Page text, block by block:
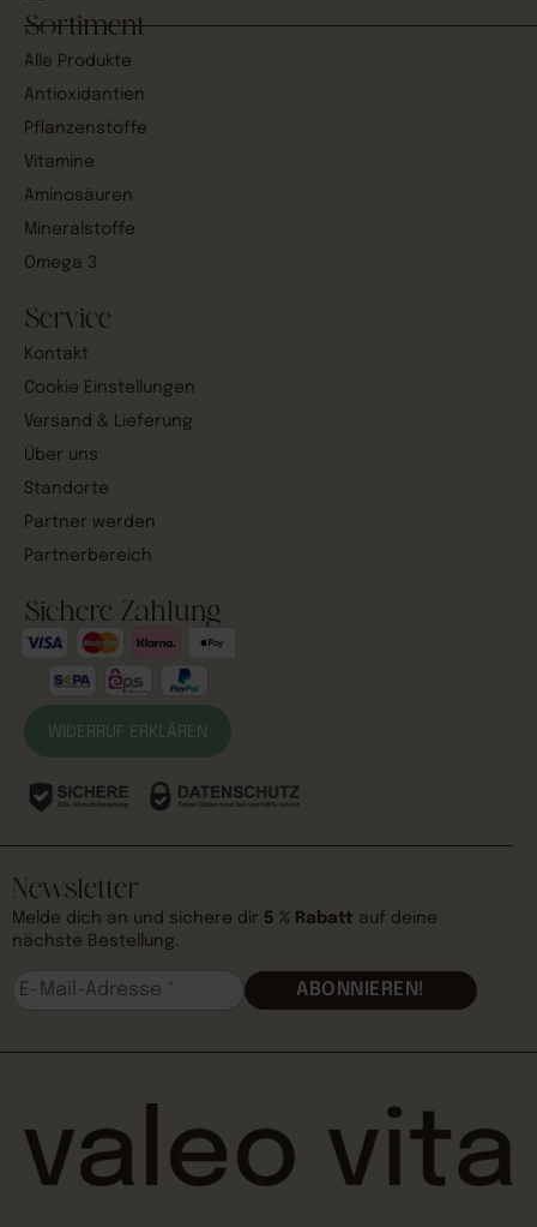
Sortiment
Alle Produkte
Antioxidantien
Pflanzenstoffe
Vitamine
Aminosäuren
Mineralstoffe
Omega 3
Service
Kontakt
Cookie Einstellungen
Versand & Lieferung
Über uns
Standorte
Partner werden
Partnerbereich
Sichere Zahlung
WIDERRUF ERKLÄREN
Newsletter
Melde dich an und sichere dir 5 % Rabatt auf deine
nächste Bestellung.